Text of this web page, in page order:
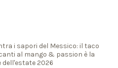
i sapori del Messico: il taco
al mango & passion è la
2026